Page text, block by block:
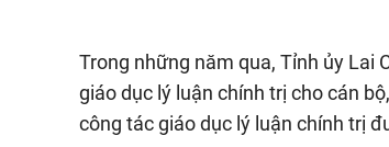
Trong những năm qua, Tỉnh ủy Lai
giáo dục lý luận chính trị cho cán
công tác giáo dục lý luận chính trị